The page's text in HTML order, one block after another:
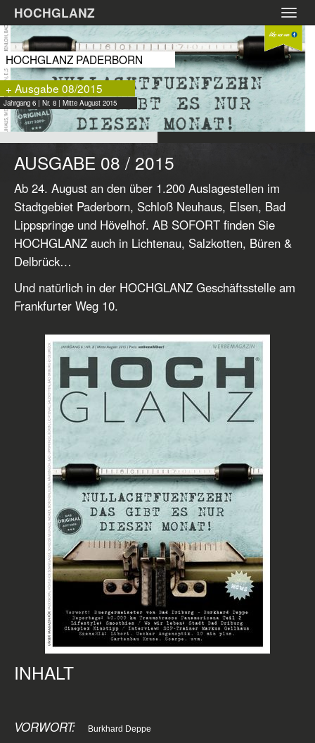
Zum
Hauptinhalt
springen
HOCHGLANZ
HOCHGLANZ PADERBORN
+ Ausgabe 08/2015
Jahrgang 6 | Nr. 8 | Mitte August 2015
AUSGABE 08 / 2015
Ab 24. August an den über 1.200 Auslagestellen im
Stadtgebiet Paderborn, Schloß Neuhaus, Elsen, Bad
Lippspringe und Hövelhof. AB SOFORT finden Sie
HOCHGLANZ auch in Lichtenau, Salzkotten, Büren &
Delbrück…
Und natürlich in der HOCHGLANZ Geschäftsstelle am
Frankfurter Weg 10.
INHALT
VORWORT: Burkhard Deppe